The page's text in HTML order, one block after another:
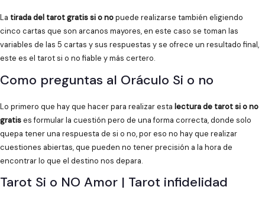
La tirada del tarot gratis si o nopuede realizarse también eligiendo
cinco cartas que son arcanos mayores, en este caso se toman las
variables de las 5 cartas y sus respuestas y se ofrece un resultado final,
este es el tarot si o no fiable y más certero.
Como preguntas al Oráculo Si o no
Lo primero que hay que hacer para realizar esta lectura de tarot si o no
gratises formular la cuestión pero de una forma correcta, donde solo
quepa tener una respuesta de si o no, por eso no hay que realizar
cuestiones abiertas, que pueden no tener precisión a la hora de
encontrar lo que el destino nos depara.
Tarot Si o NO Amor | Tarot infidelidad